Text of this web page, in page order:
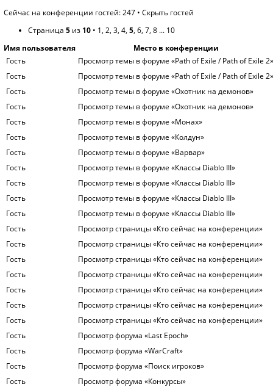
Сейчас на конференции гостей: 247 • Скрыть гостей
Страница 5 из 10 • 1, 2, 3, 4, 5, 6, 7, 8 ... 10
Имя пользователя
Место в конференции
Гость
Просмотр темы в форуме «Path of Exile / Path of Exile 2»
Гость
Просмотр темы в форуме «Path of Exile / Path of Exile 2»
Гость
Просмотр темы в форуме «Охотник на демонов»
Гость
Просмотр темы в форуме «Охотник на демонов»
Гость
Просмотр темы в форуме «Монах»
Гость
Просмотр темы в форуме «Колдун»
Гость
Просмотр темы в форуме «Варвар»
Гость
Просмотр темы в форуме «Классы Diablo III»
Гость
Просмотр темы в форуме «Классы Diablo III»
Гость
Просмотр темы в форуме «Классы Diablo III»
Гость
Просмотр темы в форуме «Классы Diablo III»
Гость
Просмотр страницы «Кто сейчас на конференции»
Гость
Просмотр страницы «Кто сейчас на конференции»
Гость
Просмотр страницы «Кто сейчас на конференции»
Гость
Просмотр страницы «Кто сейчас на конференции»
Гость
Просмотр страницы «Кто сейчас на конференции»
Гость
Просмотр страницы «Кто сейчас на конференции»
Гость
Просмотр страницы «Кто сейчас на конференции»
Гость
Просмотр форума «Last Epoch»
Гость
Просмотр форума «WarСraft»
Гость
Просмотр форума «Поиск игроков»
Гость
Просмотр форума «Конкурсы»